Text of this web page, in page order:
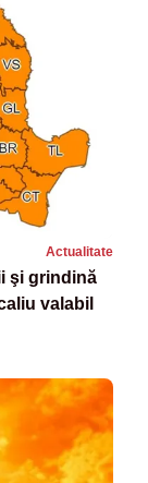
Actualitate
şi grindină
valabil